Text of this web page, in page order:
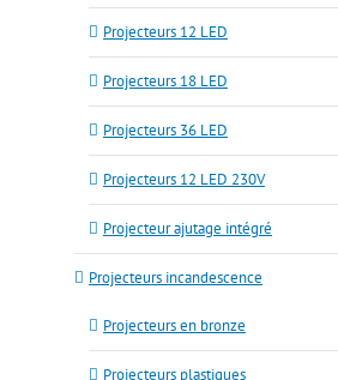
Projecteurs 12 LED
Projecteurs 18 LED
Projecteurs 36 LED
Projecteurs 12 LED 230V
Projecteur ajutage intégré
Projecteurs incandescence
Projecteurs en bronze
Projecteurs plastiques